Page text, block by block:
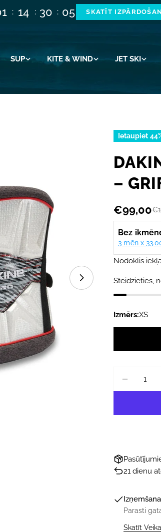
14 30 04 SKATĪT
SUP KITE & WIND JET SKI
Atvērt mediju 1
Ietaupiet
–
Akcijas
cena
€99,00
Parastā
cena
Nodoklis
Steidzieties,
Izmērs:XS
21 dienu
Parasti
Skatīt